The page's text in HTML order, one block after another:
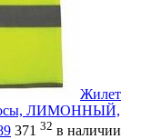
Жилет
ЛИМОННЫЙ,
371 32 в наличии